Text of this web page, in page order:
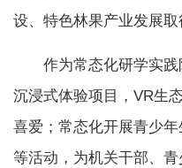
设、特色林果产业发展取
作为常态化研学实践
沉浸式体验项目，VR生
喜爱；常态化开展青少
等活动，为机关干部、